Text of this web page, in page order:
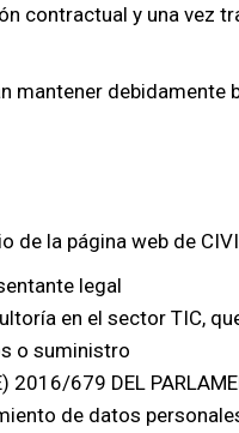
contractual y una vez
la página web de
legal
en el sector TIC,
o suministro
679 DEL
de datos